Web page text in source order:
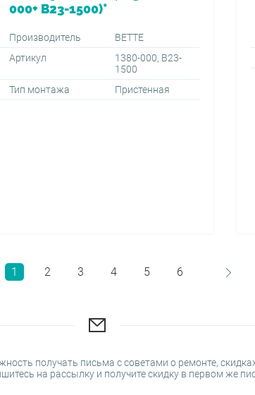
000+ B23-1500)*
Производитель
BETTE
Артикул
1380-000, B23-
1500
Тип монтажа
Пристенная
1 2 3 4 5 6
получать письма с советами о ремонте,
на рассылку и получите скидку в первом же